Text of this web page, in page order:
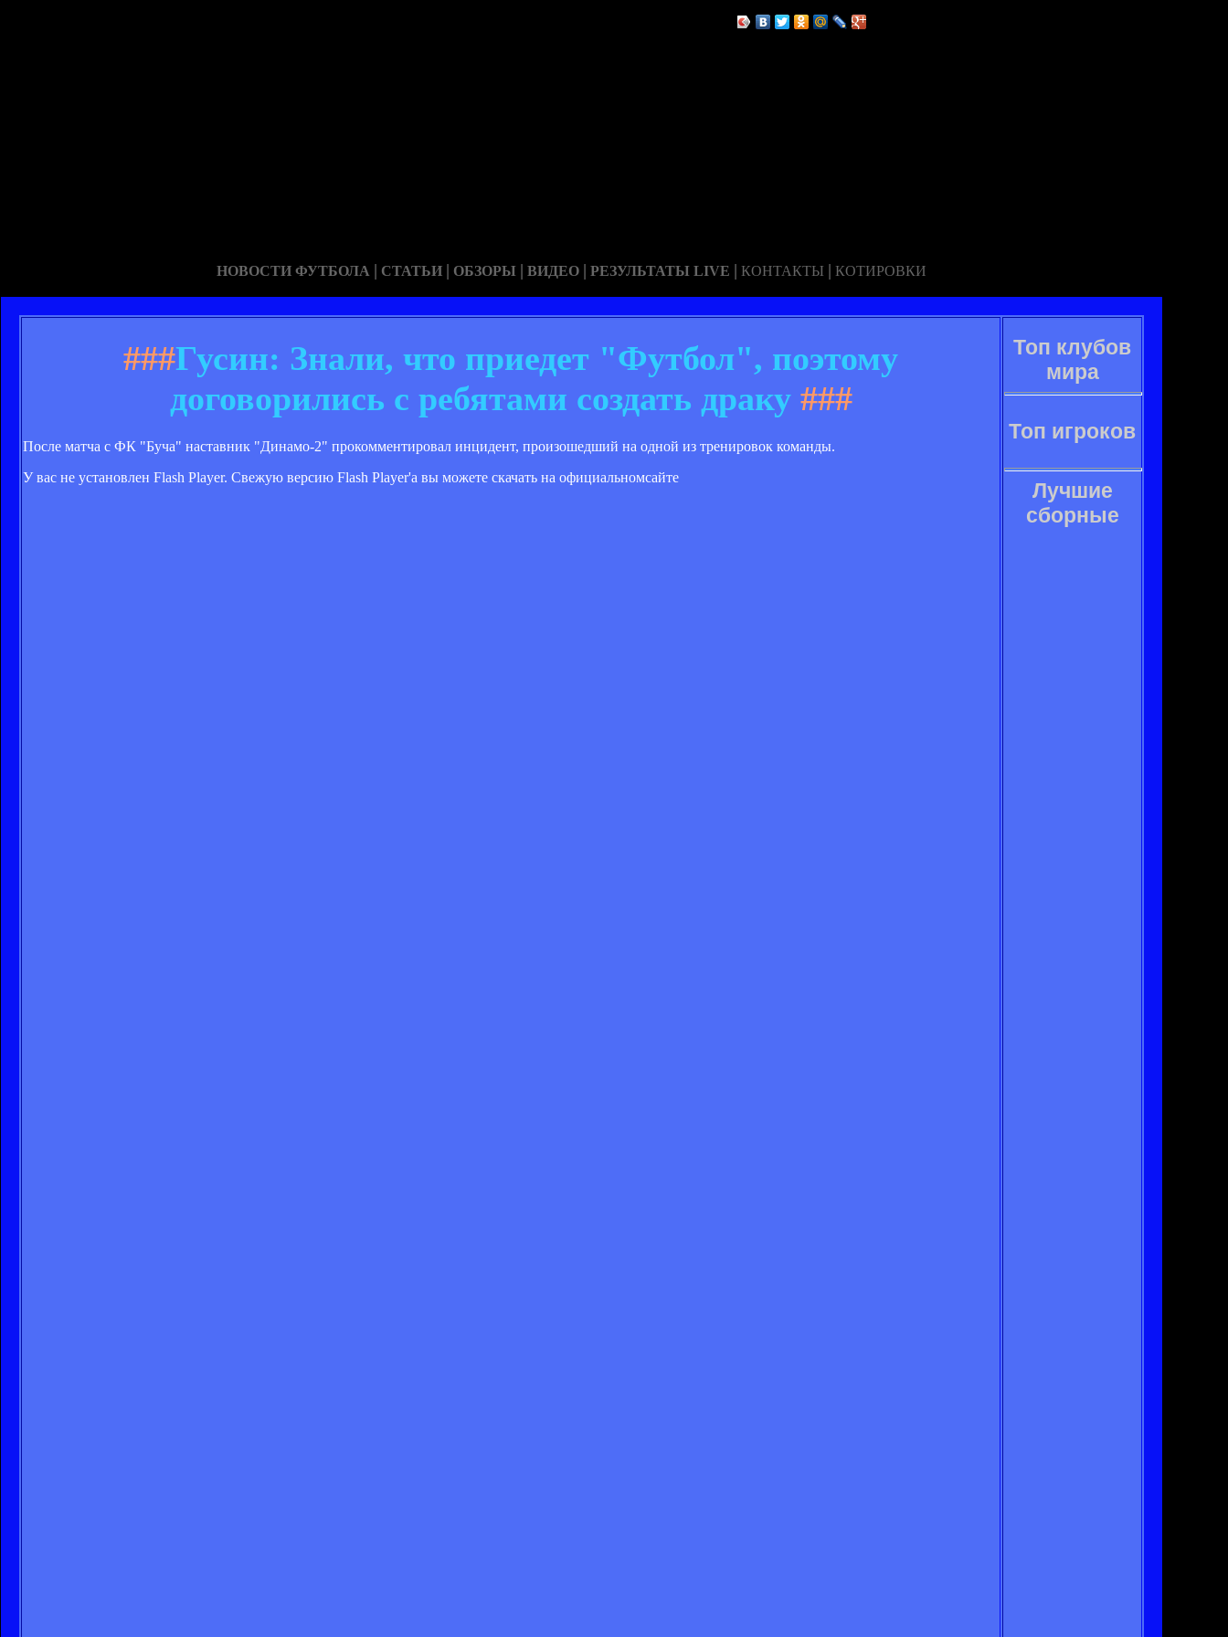
НОВОСТИ ФУТБОЛА | СТАТЬИ | ОБЗОРЫ | ВИДЕО | РЕЗУЛЬТАТЫ LIVE | КОНТАКТЫ | КОТИРОВКИ
###Гусин: Знали, что приедет "Футбол", поэтому
договорились с ребятами создать драку###
После матча с ФК "Буча" наставник "Динамо-2" прокомментировал инцидент, произошедший на одной из тренировок команды.
У вас не установлен Flash Player. Свежую версию Flash Player'a вы можете скачать на официальномсайте
Топ клубов
мира
Топ игроков
Лучшие
сборные